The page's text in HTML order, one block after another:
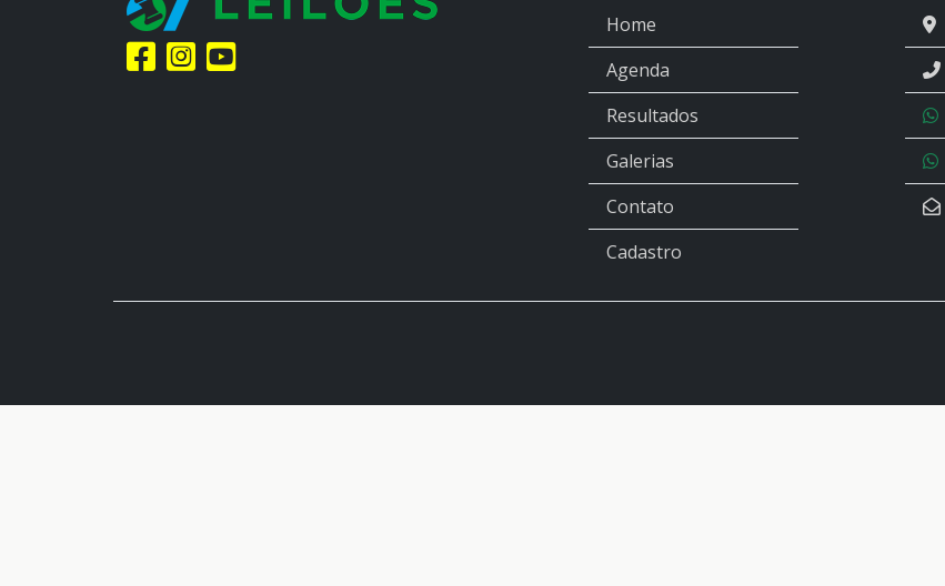
Home
Agenda
Resultados
Galerias
Contato
Cadastro